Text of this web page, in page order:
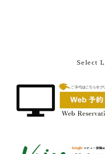
Select